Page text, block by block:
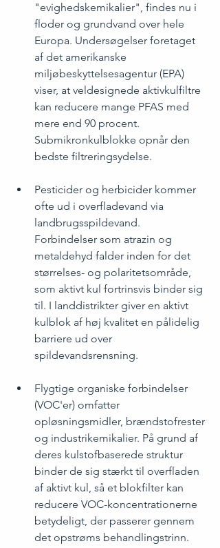
"evighedskemikalier", findes nu i
floder og grundvand over hele
Europa. Undersøgelser foretaget
af det amerikanske
miljøbeskyttelsesagentur (EPA)
viser, at veldesignede aktivkulfiltre
kan reducere mange PFAS med
mere end 90 procent.
Submikronkulblokke opnår den
bedste filtreringsydelse.
Pesticider og herbicider kommer
ofte ud i overfladevand via
landbrugsspildevand.
Forbindelser som atrazin og
metaldehyd falder inden for det
størrelses- og polaritetsområde,
som aktivt kul fortrinsvis binder sig
til. I landdistrikter giver en aktivt
kulblok af høj kvalitet en pålidelig
barriere ud over
spildevandsrensning.
Flygtige organiske forbindelser
(VOC'er) omfatter
opløsningsmidler, brændstofrester
og industrikemikalier. På grund af
deres kulstofbaserede struktur
binder de sig stærkt til overfladen
af aktivt kul, så et blokfilter kan
reducere VOC-koncentrationerne
betydeligt, der passerer gennem
det opstrøms behandlingstrinn.